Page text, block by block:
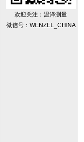
欢迎关注：温泽测量
微信号：WENZEL_CHINA